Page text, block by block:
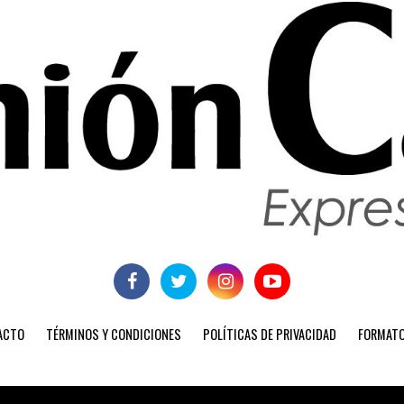
TÉRMINOS Y CONDICIONES POLÍTICAS DE PRIVACIDAD